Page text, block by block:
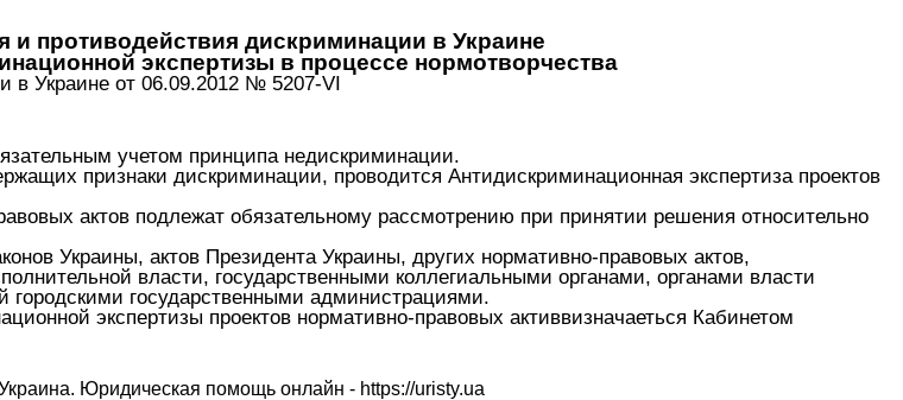
и противодействия дискриминации в Украине
экспертизы в процессе нормотворчества
в Украине от 06.09.2012 № 5207-VI
учетом принципа недискриминации.
признаки дискриминации, проводится Антидискриминационная экспертиза проектов
актов подлежат обязательному рассмотрению при принятии решения относительно
Украины, актов Президента Украины, других нормативно-правовых актов,
власти, государственными коллегиальными органами, органами власти
государственными администрациями.
экспертизы проектов нормативно-правовых активвизначаеться Кабинетом
Юридическая помощь онлайн - https://uristy.ua